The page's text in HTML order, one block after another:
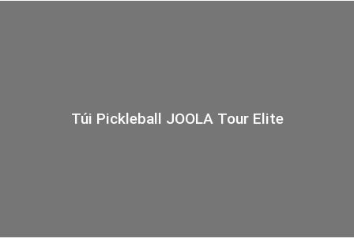
Túi Pickleball JOOLA Tour Elite